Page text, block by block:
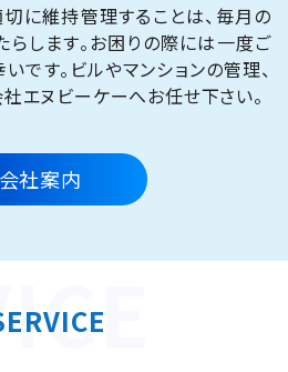
に維持管理することは、毎月の
します。お困りの際には一度ご
です。ビルやマンションの管理、
エヌビーケーへお任せ下さい。
会社案内